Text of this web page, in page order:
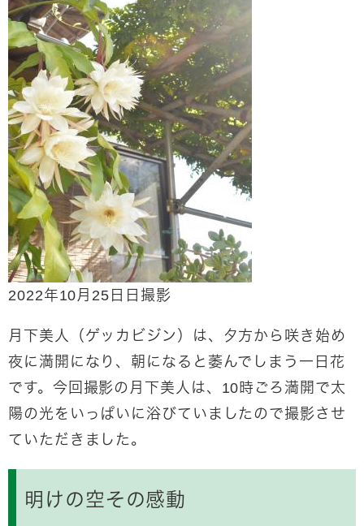
2022年10月25日日撮影
月下美人（ゲッカビジン）は、夕方から咲き始め
夜に満開になり、朝になると萎んでしまう一日花
です。今回撮影の月下美人は、10時ごろ満開で太
陽の光をいっぱいに浴びていましたので撮影させ
ていただきました。
明けの空その感動